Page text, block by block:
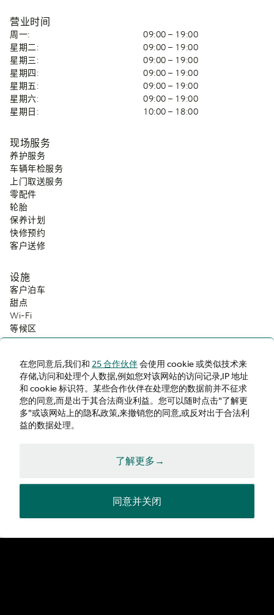
在您同意后,我们和 25 合作伙伴会使用 cookie 或类似技术来
存储,访问和处理个人数据,例如您对该网站的访问记录,IP 地址
和 cookie 标识符。某些合作伙伴在处理您的数据前并不征求
您的同意,而是出于其合法商业利益。您可以随时点击"了解更
多"或该网站上的隐私政策,来撤销您的同意,或反对出于合法利
益的数据处理。
了解更多→
同意并关闭
营业时间
周一:
09:00 – 19:00
星期二:
09:00 – 19:00
星期三:
09:00 – 19:00
星期四:
09:00 – 19:00
星期五:
09:00 – 19:00
星期六:
09:00 – 19:00
星期日:
10:00 – 18:00
现场服务
养护服务
车辆年检服务
上门取送服务
零配件
轮胎
保养计划
快修预约
客户送修
设施
客户泊车
甜点
Wi-Fi
等候区